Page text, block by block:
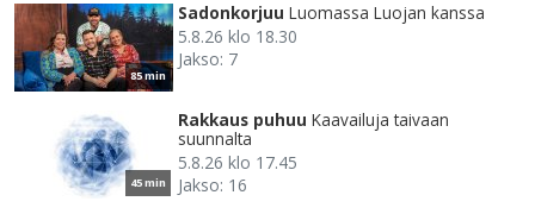
85 min
Sadonkorjuu Luomassa Luojan kanssa
5.8.26 klo 18.30
Jakso: 7
45 min
Rakkaus puhuu Kaavailuja taivaan
suunnalta
5.8.26 klo 17.45
Jakso: 16